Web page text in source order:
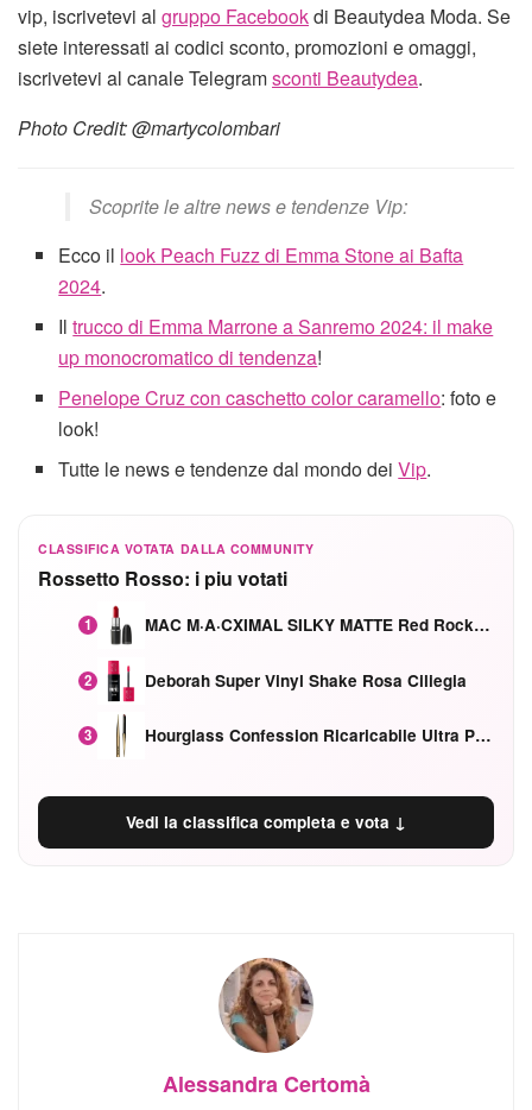
vip, iscrivetevi al gruppo Facebookdi Beautydea Moda. Se
siete interessati ai codici sconto, promozioni e omaggi,
iscrivetevi al canale Telegramsconti Beautydea.
Photo Credit: @martycolombari
Scoprite le altre news e tendenze Vip:
Ecco il look Peach Fuzz di Emma Stone ai Bafta
2024.
Iltrucco di Emma Marrone a Sanremo 2024: il make
up monocromatico di tendenza!
Penelope Cruz con caschetto color caramello: foto e
look!
Tutte le news e tendenze dal mondo deiVip.
CLASSIFICA VOTATA DALLA COMMUNITY
Rossetto Rosso: i piu votati
1 MAC M·A·CXIMAL SILKY MATTE Red Rock mat
2 Deborah Super Vinyl Shake Rosa Ciliegia
3 Hourglass Confession Ricaricabile Ultra Preciso Ad Alta Intensità Secretly Classic Red
Vedi la classifica completa e vota ↓
Alessandra Certomà